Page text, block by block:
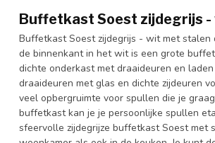
Buffetkast Soest zijdegrijs -
Buffetkast Soest zijdegrijs - wit met stalen
de binnenkant in het wit is een grote
dichte onderkast met draaideuren en
draaideuren met glas en dichte zijdeuren
veel opbergruimte voor spullen die je
buffetkast kan je je persoonlijke spullen
sfeervolle zijdegrijze buffetkast Soest